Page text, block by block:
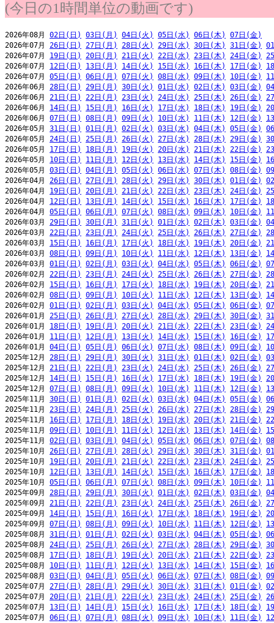
(今日の1時間単位の動画です)
2026年08月 02日(日) 03日(月) 04日(火) 05日(水) 06日(木)
07日(金)
2026年07月 26日(日) 27日(月) 28日(火) 29日(水) 30日(木) 31日(金)
2026年07月 19日(日) 20日(月) 21日(火) 22日(水) 23日(木) 24日(金)
2026年07月 12日(日) 13日(月) 14日(火) 15日(水) 16日(木) 17日(金)
2026年07月 05日(日) 06日(月) 07日(火) 08日(水) 09日(木) 10日(金)
2026年06月 28日(日) 29日(月) 30日(火) 01日(水) 02日(木) 03日(金)
2026年06月 21日(日) 22日(月) 23日(火) 24日(水) 25日(木) 26日(金)
2026年06月 14日(日) 15日(月) 16日(火) 17日(水) 18日(木) 19日(金)
2026年06月 07日(日) 08日(月) 09日(火) 10日(水) 11日(木) 12日(金)
2026年05月 31日(日) 01日(月) 02日(火) 03日(水) 04日(木) 05日(金)
2026年05月 24日(日) 25日(月) 26日(火) 27日(水) 28日(木) 29日(金)
2026年05月 17日(日) 18日(月) 19日(火) 20日(水) 21日(木) 22日(金)
2026年05月 10日(日) 11日(月) 12日(火) 13日(水) 14日(木) 15日(金)
2026年05月 03日(日) 04日(月) 05日(火) 06日(水) 07日(木) 08日(金)
2026年04月 26日(日) 27日(月) 28日(火) 29日(水) 30日(木) 01日(金)
2026年04月 19日(日) 20日(月) 21日(火) 22日(水) 23日(木) 24日(金)
2026年04月 12日(日) 13日(月) 14日(火) 15日(水) 16日(木) 17日(金)
2026年04月 05日(日) 06日(月) 07日(火) 08日(水) 09日(木) 10日(金)
2026年03月 29日(日) 30日(月) 31日(火) 01日(水) 02日(木) 03日(金)
2026年03月 22日(日) 23日(月) 24日(火) 25日(水) 26日(木) 27日(金)
2026年03月 15日(日) 16日(月) 17日(火) 18日(水) 19日(木) 20日(金)
2026年03月 08日(日) 09日(月) 10日(火) 11日(水) 12日(木) 13日(金)
2026年03月 01日(日) 02日(月) 03日(火) 04日(水) 05日(木) 06日(金)
2026年02月 22日(日) 23日(月) 24日(火) 25日(水) 26日(木) 27日(金)
2026年02月 15日(日) 16日(月) 17日(火) 18日(水) 19日(木) 20日(金)
2026年02月 08日(日) 09日(月) 10日(火) 11日(水) 12日(木) 13日(金)
2026年02月 01日(日) 02日(月) 03日(火) 04日(水) 05日(木) 06日(金)
2026年01月 25日(日) 26日(月) 27日(火) 28日(水) 29日(木) 30日(金)
2026年01月 18日(日) 19日(月) 20日(火) 21日(水) 22日(木) 23日(金)
2026年01月 11日(日) 12日(月) 13日(火) 14日(水) 15日(木) 16日(金)
2026年01月 04日(日) 05日(月) 06日(火) 07日(水) 08日(木) 09日(金)
2025年12月 28日(日) 29日(月) 30日(火) 31日(水) 01日(木) 02日(金)
2025年12月 21日(日) 22日(月) 23日(火) 24日(水) 25日(木) 26日(金)
2025年12月 14日(日) 15日(月) 16日(火) 17日(水) 18日(木) 19日(金)
2025年12月 07日(日) 08日(月) 09日(火) 10日(水) 11日(木) 12日(金)
2025年11月 30日(日) 01日(月) 02日(火) 03日(水) 04日(木) 05日(金)
2025年11月 23日(日) 24日(月) 25日(火) 26日(水) 27日(木) 28日(金)
2025年11月 16日(日) 17日(月) 18日(火) 19日(水) 20日(木) 21日(金)
2025年11月 09日(日) 10日(月) 11日(火) 12日(水) 13日(木) 14日(金)
2025年11月 02日(日) 03日(月) 04日(火) 05日(水) 06日(木) 07日(金)
2025年10月 26日(日) 27日(月) 28日(火) 29日(水) 30日(木) 31日(金)
2025年10月 19日(日) 20日(月) 21日(火) 22日(水) 23日(木) 24日(金)
2025年10月 12日(日) 13日(月) 14日(火) 15日(水) 16日(木) 17日(金)
2025年10月 05日(日) 06日(月) 07日(火) 08日(水) 09日(木) 10日(金)
2025年09月 28日(日) 29日(月) 30日(火) 01日(水) 02日(木) 03日(金)
2025年09月 21日(日) 22日(月) 23日(火) 24日(水) 25日(木) 26日(金)
2025年09月 14日(日) 15日(月) 16日(火) 17日(水) 18日(木) 19日(金)
2025年09月 07日(日) 08日(月) 09日(火) 10日(水) 11日(木) 12日(金)
2025年08月 31日(日) 01日(月) 02日(火) 03日(水) 04日(木) 05日(金)
2025年08月 24日(日) 25日(月) 26日(火) 27日(水) 28日(木) 29日(金)
2025年08月 17日(日) 18日(月) 19日(火) 20日(水) 21日(木) 22日(金)
2025年08月 10日(日) 11日(月) 12日(火) 13日(水) 14日(木) 15日(金)
2025年08月 03日(日) 04日(月) 05日(火) 06日(水) 07日(木) 08日(金)
2025年07月 27日(日) 28日(月) 29日(火) 30日(水) 31日(木) 01日(金)
2025年07月 20日(日) 21日(月) 22日(火) 23日(水) 24日(木) 25日(金)
2025年07月 13日(日) 14日(月) 15日(火) 16日(水) 17日(木) 18日(金)
2025年07月 06日(日) 07日(月) 08日(火) 09日(水) 10日(木) 11日(金)